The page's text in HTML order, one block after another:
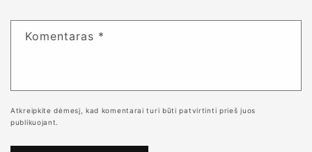
Komentaras *
Atkreipkite dėmesį, kad komentarai turi būti patvirtinti prieš juos
publikuojant.